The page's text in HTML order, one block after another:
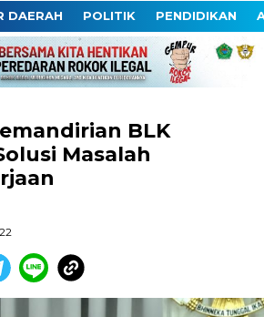
DAERAH POLITIK PENDIDIKAN
BLK
Masalah